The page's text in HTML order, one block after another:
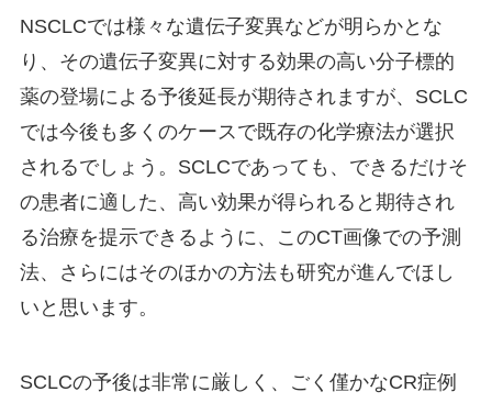
NSCLCでは様々な遺伝子変異などが明らかとな
り、その遺伝子変異に対する効果の高い分子標的
薬の登場による予後延長が期待されますが、SCLC
では今後も多くのケースで既存の化学療法が選択
されるでしょう。SCLCであっても、できるだけそ
の患者に適した、高い効果が得られると期待され
る治療を提示できるように、このCT画像での予測
法、さらにはそのほかの方法も研究が進んでほし
いと思います。
SCLCの予後は非常に厳しく、ごく僅かなCR症例